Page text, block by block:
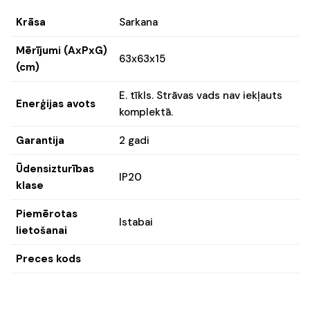
Krāsa Sarkana
Mērījumi (AxPxG)
(cm)
63x63x15
Enerģijas avots
E. tīkls. Strāvas vads nav iekļauts
komplektā.
Garantija 2 gadi
Ūdensizturības
klase
IP20
Piemērotas
lietošanai
Istabai
Preces kods